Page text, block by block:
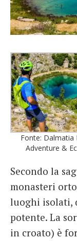
Fonte: Dalmatia
Adventure &
Secondo la
monasteri
luoghi isolati,
potente. La
in croato) è